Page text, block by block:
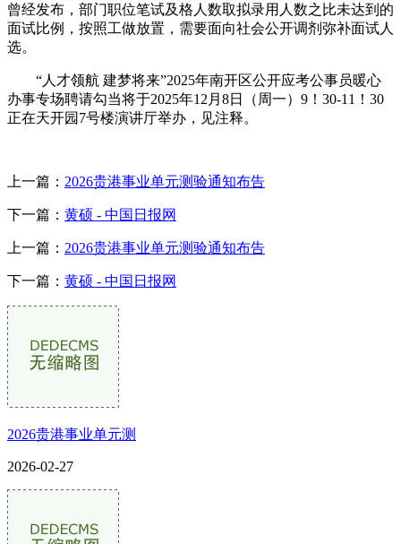
曾经发布，部门职位笔试及格人数取拟录用人数之比未达到的
面试比例，按照工做放置，需要面向社会公开调剂弥补面试人
选。
“人才领航 建梦将来”2025年南开区公开应考公事员暖心
办事专场聘请勾当将于2025年12月8日（周一）9！30-11！30
正在天开园7号楼演讲厅举办，见注释。
上一篇： 2026贵港事业单元测验通知布告
下一篇： 黄硕 - 中国日报网
上一篇： 2026贵港事业单元测验通知布告
下一篇： 黄硕 - 中国日报网
2026贵港事业单元测
2026-02-27